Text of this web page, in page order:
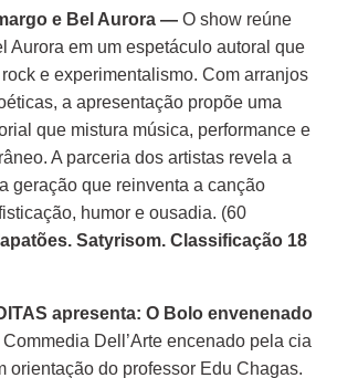
e Bel Aurora — O show reúne
Aurora em um espetáculo autoral que
e experimentalismo. Com arranjos
a apresentação propõe uma
que mistura música, performance e
A parceria dos artistas revela a
geração que reinventa a canção
humor e ousadia. (60
Satyrisom. Classificação 18
apresenta: O Bolo envenenado
Dell’Arte encenado pela cia
orientação do professor Edu Chagas.